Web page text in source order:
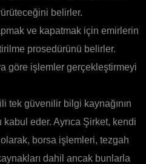
belirler.
ve kapatmak için emirlerin
prosedürünü belirler.
göre işlemler gerçekleştirmeyi
tek güvenilir bilgi kaynağının
eder. Ayrıca Şirket, kendi
borsa işlemleri, tezgah
dahil ancak bunlarla